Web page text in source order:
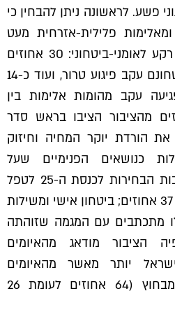
פשע. לראשונה ניתן להבחין כי
פלילית-אזרחית מעט
יותר מאשר מאלימות על רקע לאומני-ביטחוני: 30 אחוזים
הביעו חשש מפגיעה בביטחונם עקב פיגוע טרור, ועוד כ-14
עקב מהומות אלימות בין
ליהודים. 73 אחוזים מהציבור הציבו בראש סדר
הורדת יוקר המחיה וחיזוק
כנושאים הפנימיים שעל
הממשלה שהורכבה בעקבות הבחירות לכנסת ה-25 לטפל
בהם (דיור ויוקר המחיה – 37 אחוזים; ביטחון אישי ומשילות
אלו מתכתבים עם המגמה שזוהתה
הציבור מודאג מהאיומים
יותר מאשר מהאיומים
הביטחוניים על ישראל מבחוץ (64 אחוזים לעומת 26